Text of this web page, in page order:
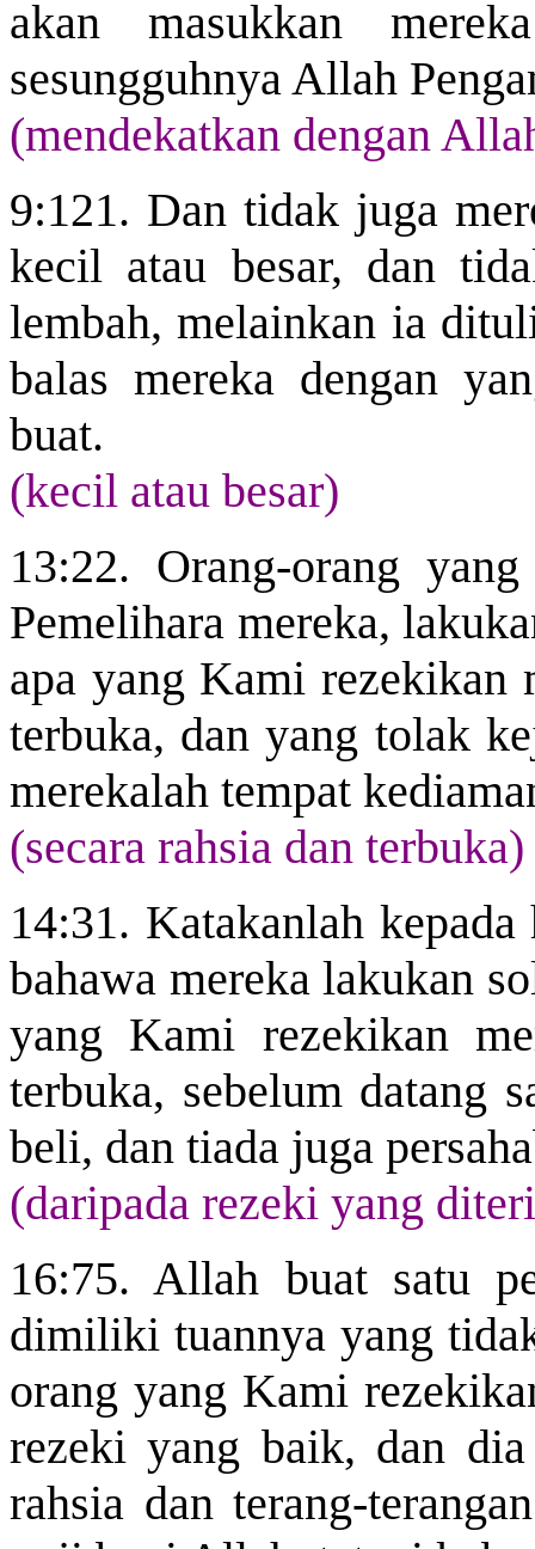
akan masukkan
sesungguhnya Allah
(mendekatkan dengan
9:121. Dan tidak juga
kecil atau besar, dan
lembah, melainkan ia
balas mereka dengan
buat.
(kecil atau besar)
13:22. Orang-orang
Pemelihara mereka,
apa yang Kami rezekikan
terbuka, dan yang tolak
merekalah tempat
(secara rahsia dan terbuka)
14:31. Katakanlah
bahawa mereka lakukan
yang Kami rezekikan
terbuka, sebelum datang
beli, dan tiada juga
(daripada rezeki yang
16:75. Allah buat satu
dimiliki tuannya yang
orang yang Kami
rezeki yang baik, dan
rahsia dan terang-